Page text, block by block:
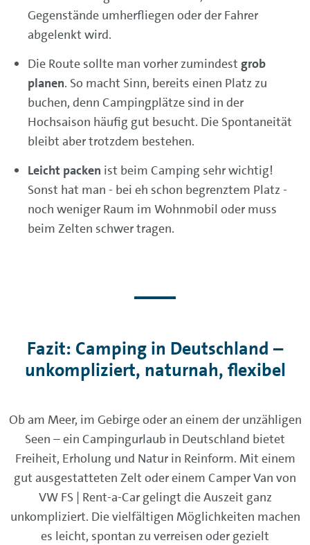
Gegenstände umherfliegen oder der Fahrer
abgelenkt wird.
Die Route sollte man vorher zumindest grob
planen. So macht Sinn, bereits einen Platz zu
buchen, denn Campingplätze sind in der
Hochsaison häufig gut besucht. Die Spontaneität
bleibt aber trotzdem bestehen.
Leicht packen ist beim Camping sehr wichtig!
Sonst hat man - bei eh schon begrenztem Platz -
noch weniger Raum im Wohnmobil oder muss
beim Zelten schwer tragen.
Fazit: Camping in Deutschland –
unkompliziert, naturnah, flexibel
Ob am Meer, im Gebirge oder an einem der unzähligen
Seen – ein Campingurlaub in Deutschland bietet
Freiheit, Erholung und Natur in Reinform. Mit einem
gut ausgestatteten Zelt oder einem Camper Van von
VW FS | Rent-a-Car gelingt die Auszeit ganz
unkompliziert. Die vielfältigen Möglichkeiten machen
es leicht, spontan zu verreisen oder gezielt